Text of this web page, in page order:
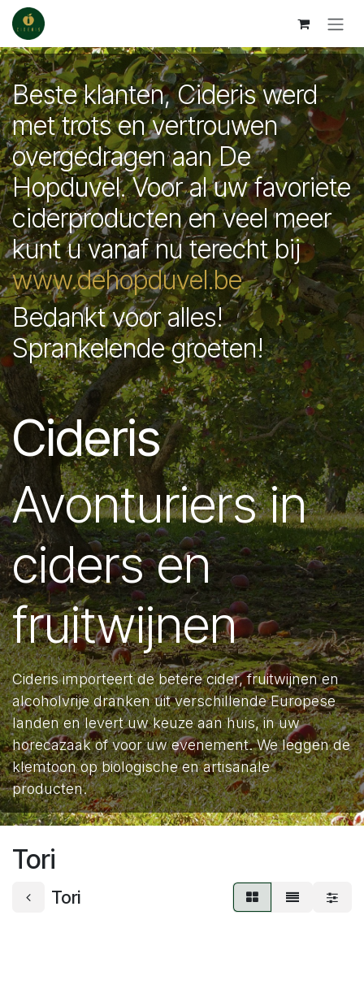
Overslaan naar inhoud
Beste klanten, Cideris werd
met trots en vertrouwen
overgedragen aan De
Hopduvel. Voor al uw favoriete
ciderproducten en veel meer
kunt u vanaf nu terecht bij
www.dehopduvel.be
Bedankt voor alles!
Sprankelende groeten!
Cideris
Avonturiers in
ciders en
fruitwijnen
Cideris importeert de betere cider, fruitwijnen en
alcoholvrije dranken uit verschillende Europese
landen en levert uw keuze aan huis, in uw
horecazaak of voor uw evenement. We leggen de
klemtoon op biologische en artisanale
producten.
Tori
Tori